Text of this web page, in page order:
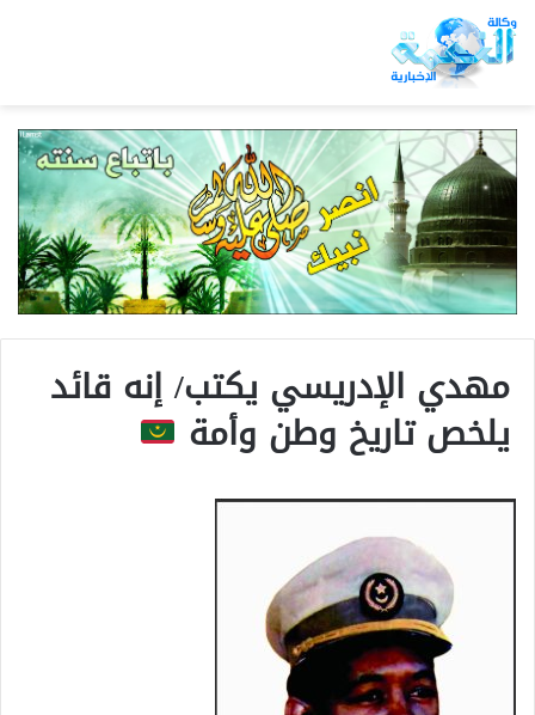
مهدي الإدريسي يكتب/ إنه قائد
يلخص تاريخ وطن وأمة